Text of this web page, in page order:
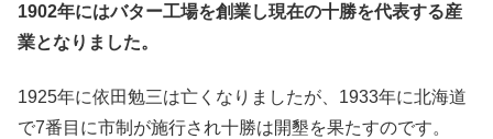
1902年にはバター工場を創業し現在の十勝を代表する産
業となりました。
1925年に依田勉三は亡くなりましたが、1933年に北海道
で7番目に市制が施行され十勝は開墾を果たすのです。